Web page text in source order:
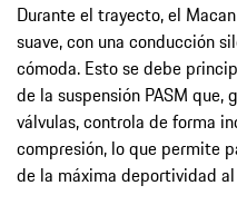
Durante el trayecto, el
suave, con una conducción
cómoda. Esto se debe
de la suspensión PASM
válvulas, controla de forma
compresión, lo que permite
de la máxima deportividad